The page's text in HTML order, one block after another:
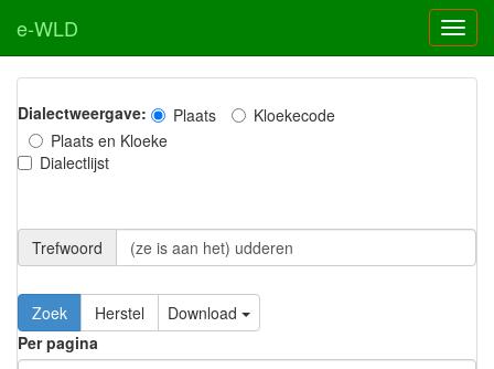
e-WLD
Dialectweergave: Plaats
Kloekecode
Plaats en Kloeke
Dialectlijst
Trefwoord
Download
Per pagina